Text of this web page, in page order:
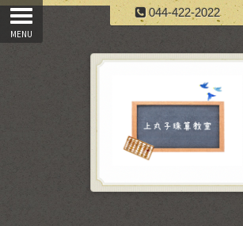
044-422-2022